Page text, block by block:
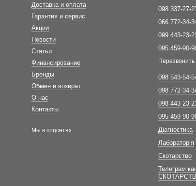
Доставка и оплата
Гарантия и сервис
Акции
Новости
Статьи
Финансирование
Бренды
Обмен и возврат
О нас
Контакты
Мы в соцсетях
098 337-27-
066 772-34-
099 443-23-
095 459-90-
098 543-54-
098 772-34-
098 443-23-
095 459-90-
Діагностика
Лабораторія
Скотарство
Телеграм